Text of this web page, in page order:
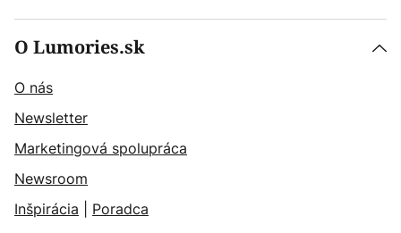
O Lumories.sk
O nás
Newsletter
Marketingová spolupráca
Newsroom
Inšpirácia
Poradca